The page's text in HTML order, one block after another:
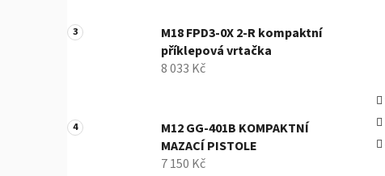
M18 FPD3-0X 2-R kompaktní
příklepová vrtačka
8 033 Kč
M12 GG-401B KOMPAKTNÍ
MAZACÍ PISTOLE
7 150 Kč